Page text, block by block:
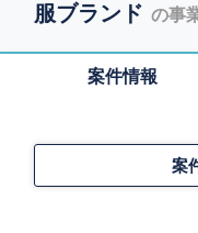
服ブランド の事
案件情報
案